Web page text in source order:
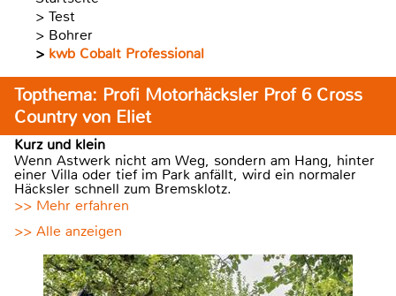
> Test
> Bohrer
> kwb Cobalt Professional
Topthema: Profi Motorhäcksler Prof 6 Cross
Country von Eliet
Kurz und klein
Wenn Astwerk nicht am Weg, sondern am Hang, hinter
einer Villa oder tief im Park anfällt, wird ein normaler
Häcksler schnell zum Bremsklotz.
>> Mehr erfahren
>> Alle anzeigen